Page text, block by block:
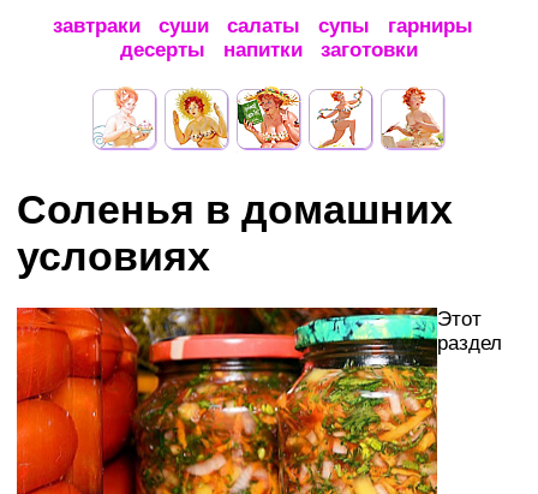
завтраки суши салаты супы
гарниры
десерты
напитки заготовки
Соленья в домашних
условиях
Этот
раздел